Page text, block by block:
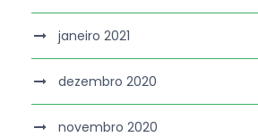
janeiro 2021
dezembro 2020
novembro 2020